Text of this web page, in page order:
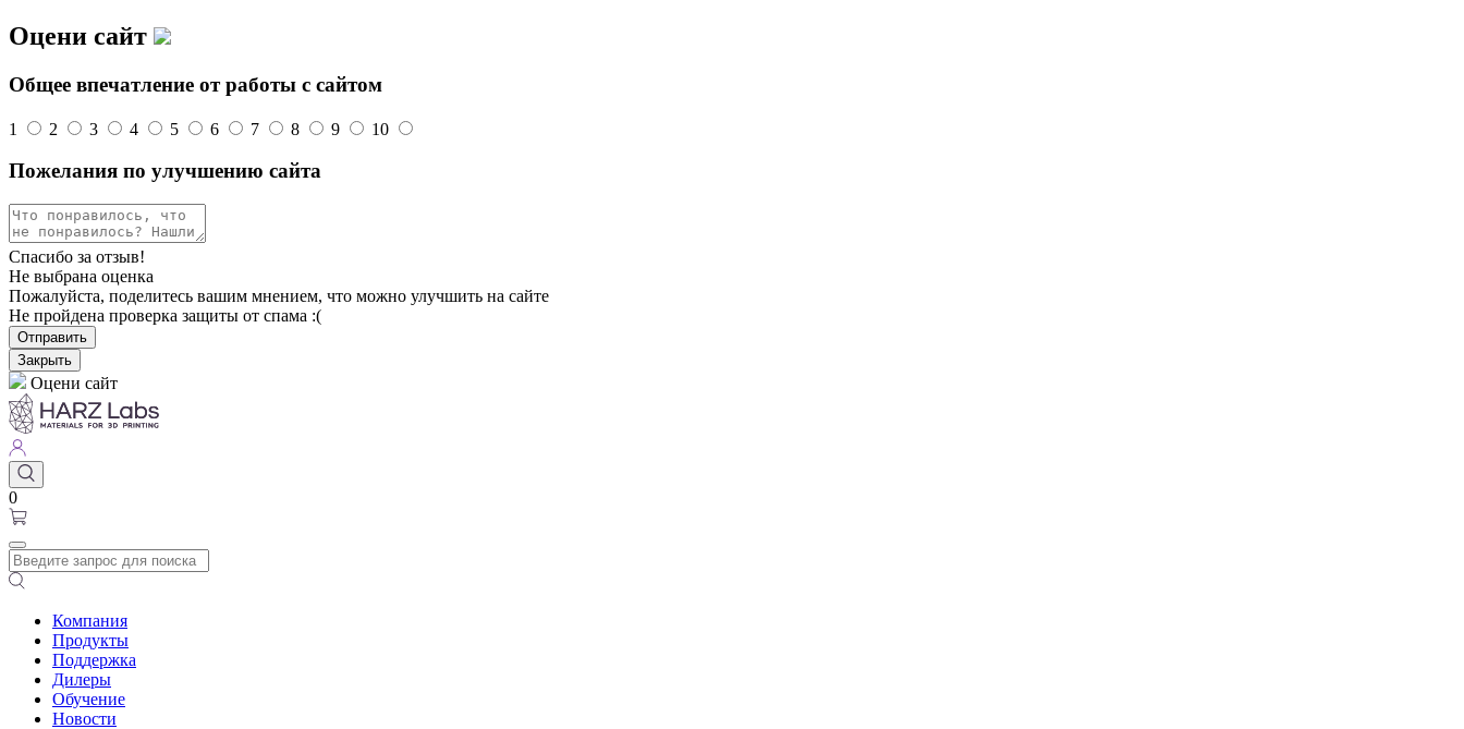
Оцени сайт
Общее впечатление от работы с сайтом
1 2 3 4 5 6 7 8 9 10
Пожелания по улучшению сайта
Спасибо за отзыв!
Не выбрана оценка
Пожалуйста, поделитесь вашим мнением, что можно улучшить на сайте
Не пройдена проверка защиты от спама :(
Отправить
Закрыть
Оцени сайт
0
Компания
Продукты
Поддержка
Дилеры
Обучение
Новости